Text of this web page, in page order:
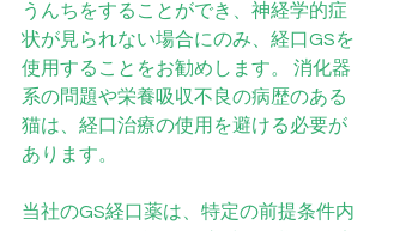
うんちをすることができ、神経学的症
状が見られない場合にのみ、経口GSを
使用することをお勧めします。 消化器
系の問題や栄養吸収不良の病歴のある
猫は、経口治療の使用を避ける必要が
あります。
当社のGS経口薬は、特定の前提条件内